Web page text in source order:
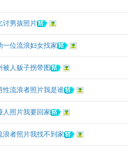
讨男孩照片
一位流浪妇女找家
被人贩子拐带图
性流浪者照片我是谁
人照片我要回家
浪者照片我找不到家